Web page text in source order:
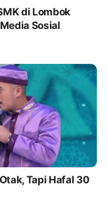
Sosial
Tapi Hafal 30